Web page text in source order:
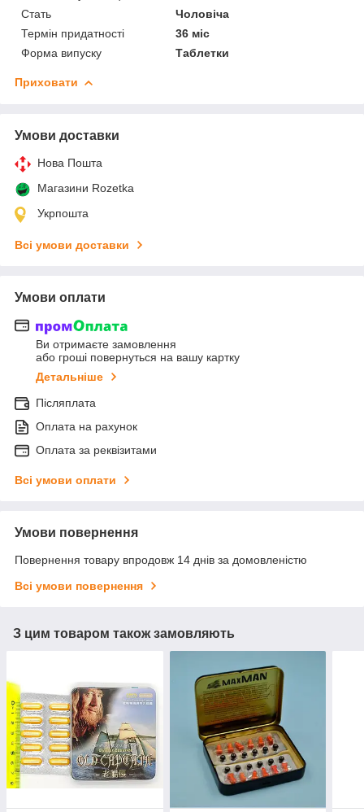
Стать
Чоловіча
Термін придатності
36 міс
Форма випуску
Таблетки
Приховати
Умови доставки
Нова Пошта
Магазини Rozetka
Укрпошта
Всі умови доставки
Умови оплати
Ви отримаєте замовлення
або гроші повернуться на вашу картку
Детальніше
Післяплата
Оплата на рахунок
Оплата за реквізитами
Всі умови оплати
Умови повернення
Повернення товару впродовж 14 днів за домовленістю
Всі умови повернення
З цим товаром також замовляють